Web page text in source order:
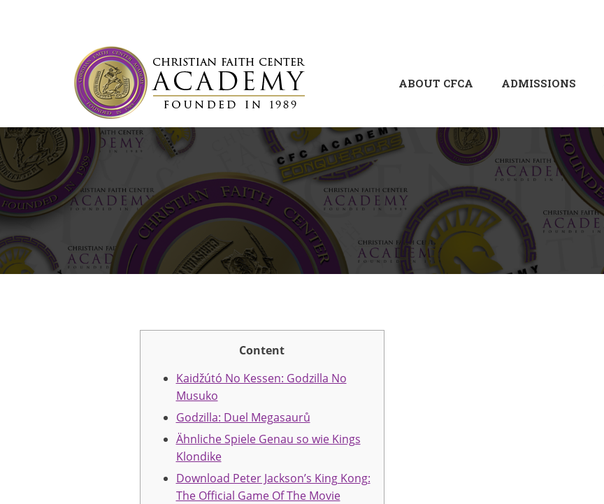
ABOUT CFCA ADMISSIONS
Content
Kaidžútó No Kessen: Godzilla No
Musuko
Godzilla: Duel Megasaurů
Ähnliche Spiele Genau so wie Kings
Klondike
Download Peter Jackson’s King Kong:
The Official Game Of The Movie